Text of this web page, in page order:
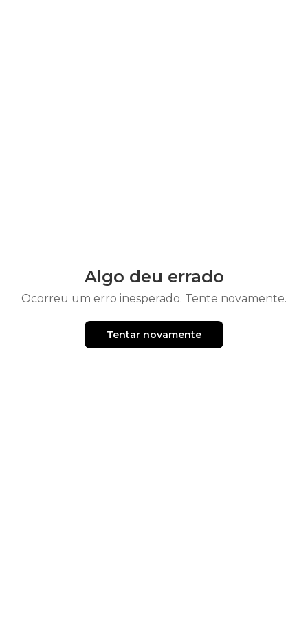
Algo deu errado
Ocorreu um erro inesperado. Tente novamente.
Tentar novamente